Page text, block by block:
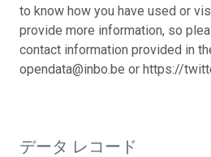
to know how you have used or
provide more information, so
contact information provided in
opendata@inbo.be or https://
データ レコード